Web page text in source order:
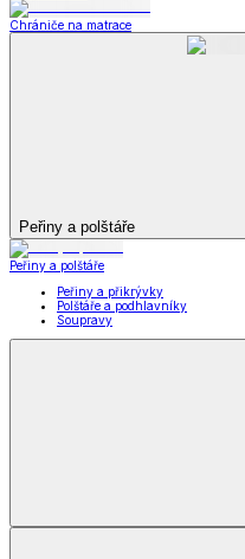
Chrániče na matrace
Peřiny a polštáře
Peřiny a polštáře
Peřiny a přikrývky
Polštáře a podhlavníky
Soupravy